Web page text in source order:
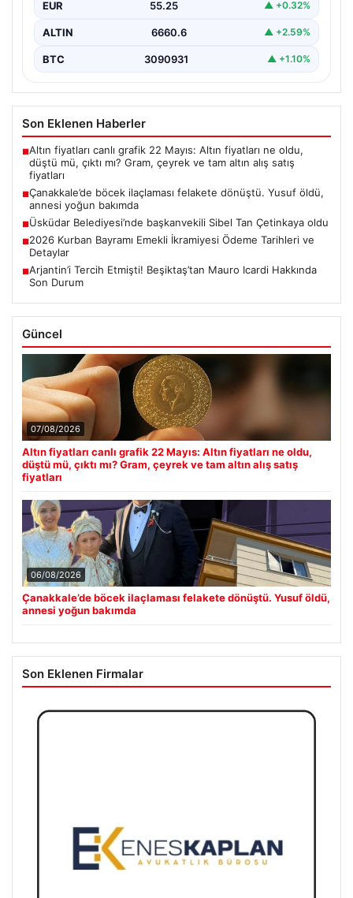
“content”:…
EUR 55.25 ▲ +0.32%
ALTIN 6660.6 ▲ +2.59%
BTC 3090931 ▲ +1.10%
Son Eklenen Haberler
■Altın fiyatları canlı grafik 22 Mayıs: Altın fiyatları ne oldu,
düştü mü, çıktı mı? Gram, çeyrek ve tam altın alış satış
fiyatları
■Çanakkale’de böcek ilaçlaması felakete dönüştü. Yusuf öldü,
annesi yoğun bakımda
■Üsküdar Belediyesi’nde başkanvekili Sibel Tan Çetinkaya oldu
■2026 Kurban Bayramı Emekli İkramiyesi Ödeme Tarihleri ve
Detaylar
■Arjantin’i Tercih Etmişti! Beşiktaş’tan Mauro Icardi Hakkında
Son Durum
Güncel
07/08/2026
Altın fiyatları canlı grafik 22 Mayıs: Altın fiyatları ne oldu,
düştü mü, çıktı mı? Gram, çeyrek ve tam altın alış satış
fiyatları
06/08/2026
Çanakkale’de böcek ilaçlaması felakete dönüştü. Yusuf öldü,
annesi yoğun bakımda
Son Eklenen Firmalar